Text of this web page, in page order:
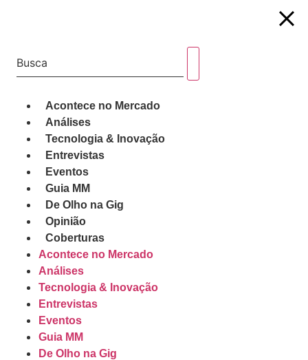
Acontece no Mercado
Análises
Tecnologia & Inovação
Entrevistas
Eventos
Guia MM
De Olho na Gig
Opinião
Coberturas
Acontece no Mercado
Análises
Tecnologia & Inovação
Entrevistas
Eventos
Guia MM
De Olho na Gig